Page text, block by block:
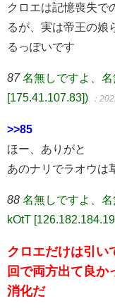
クロエは記憶喪失で
るが、実は帝王の娘
るっぽいです
87 名無しですよ、
[175.41.107.83])
：
>>85
ほー、ありがと
あのナリでラオウは
88 名無しですよ、
kOtT
クロエだけは引い
回で両方出て良か
消化だ